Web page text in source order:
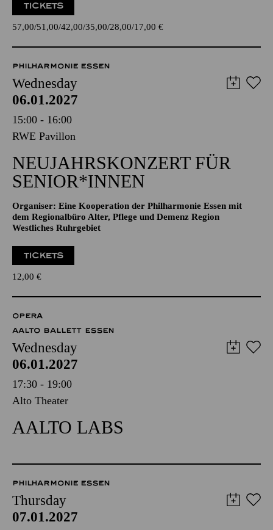
TICKETS
57,00 51,00 42,00 35,00 28,00 17,00 €
PHILHARMONIE ESSEN
Wednesday
06.01.2027
15:00 - 16:00
RWE Pavillon
NEUJAHRSKONZERT FÜR
SENIOR*INNEN
Organiser: Eine Kooperation der Philharmonie Essen mit
dem Regionalbüro Alter, Pflege und Demenz Region
Westliches Ruhrgebiet
TICKETS
12,00 €
OPERA
AALTO BALLETT ESSEN
Wednesday
06.01.2027
17:30 - 19:00
Alto Theater
AALTO LABS
PHILHARMONIE ESSEN
Thursday
07.01.2027